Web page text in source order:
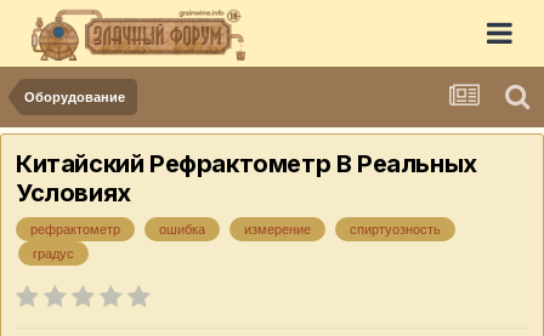
Оборудование
Китайский Рефрактометр В Реальных
Условиях
рефрактометр ошибка измерение
спиртуозность
градус